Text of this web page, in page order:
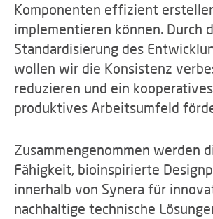
Komponenten effizient
implementieren können. Durch
Standardisierung des
wollen wir die Konsistenz
reduzieren und ein
produktives Arbeitsumfeld
Zusammengenommen werden
Fähigkeit, bioinspirierte
innerhalb von Synera für
nachhaltige technische